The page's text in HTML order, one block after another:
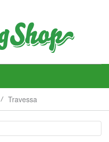
Travessa